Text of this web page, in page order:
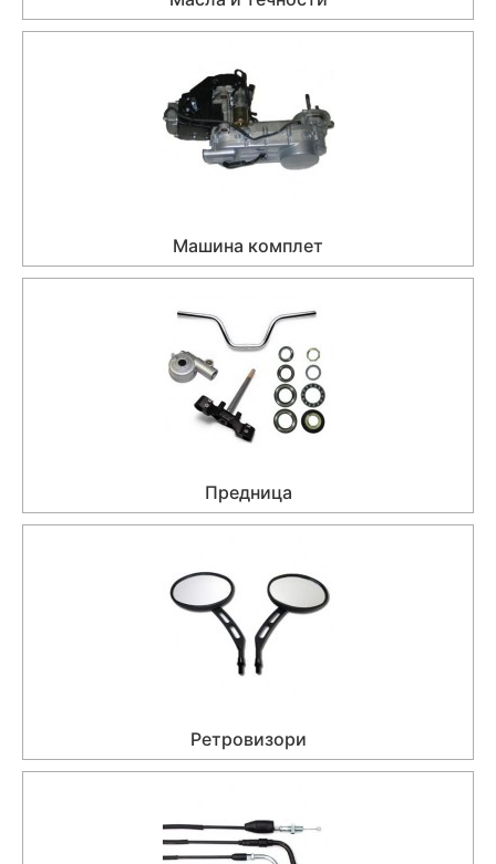
Машина комплет
Предница
Ретровизори